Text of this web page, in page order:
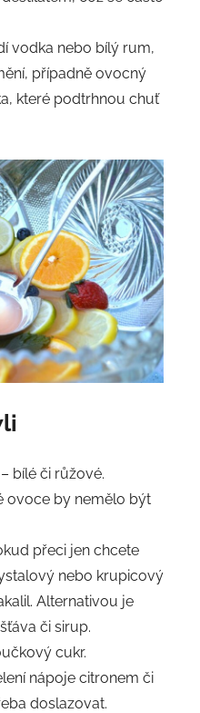
vodka nebo bílý rum,
případně ovocný
které podtrhnou chuť
bílé či růžové.
ovoce by nemělo být
přeci jen chcete
nebo krupicový
Alternativou je
či sirup.
cukr.
nápoje citronem či
doslazovat.